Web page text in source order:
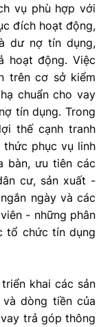
vụ phù hợp với
đích hoạt động,
dư nợ tín dụng,
hoạt động. Việc
trên cơ sở kiểm
chuẩn cho vay
tín dụng. Trong
thế cạnh tranh
phục vụ linh
bàn, ưu tiên các
cư, sản xuất -
ngày và các
- những phân
tổ chức tín dụng
khai các sản
dòng tiền của
trả góp thông